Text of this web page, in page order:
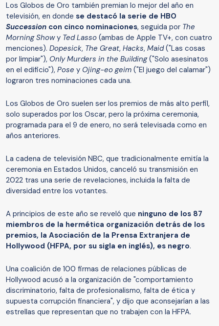
Los Globos de Oro también premian lo mejor del año en
televisión, en donde se destacó la serie de HBO
Succession con cinco nominaciones, seguida por The
Morning Showy Ted Lasso (ambas de Apple TV+, con cuatro
menciones). Dopesick, The Great, Hacks, Maid("Las cosas
por limpiar"), Only Murders in the Building("Solo asesinatos
en el edificio"), Pose y Ojing-eo geim ("El juego del calamar")
lograron tres nominaciones cada una.
Los Globos de Oro suelen ser los premios de más alto perfil,
solo superados por los Oscar, pero la próxima ceremonia,
programada para el 9 de enero, no será televisada como en
años anteriores.
La cadena de televisión NBC, que tradicionalmente emitía la
ceremonia en Estados Unidos, canceló su transmisión en
2022 tras una serie de revelaciones, incluida la falta de
diversidad entre los votantes.
A principios de este año se reveló que ninguno de los 87
miembros de la hermética organización detrás de los
premios, la Asociación de la Prensa Extranjera de
Hollywood (HFPA, por su sigla en inglés), es negro.
Una coalición de 100 firmas de relaciones públicas de
Hollywood acusó a la organización de "comportamiento
discriminatorio, falta de profesionalismo, falta de ética y
supuesta corrupción financiera", y dijo que aconsejarían a las
estrellas que representan que no trabajen con la HFPA.